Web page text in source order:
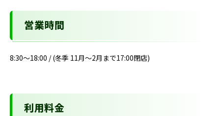
営業時間
8:30～18:00 / (冬季 11月～2月まで17:00閉店)
利用料金